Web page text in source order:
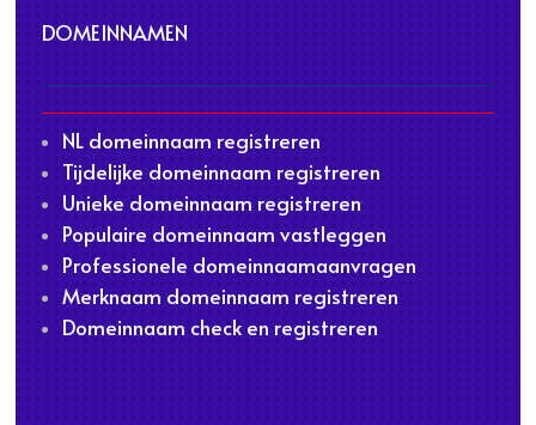
DOMEINNAMEN
NL domeinnaam registreren
Tijdelijke domeinnaam registreren
Unieke domeinnaam registreren
Populaire domeinnaam vastleggen
Professionele domeinnaamaanvragen
Merknaam domeinnaam registreren
Domeinnaam check en registreren